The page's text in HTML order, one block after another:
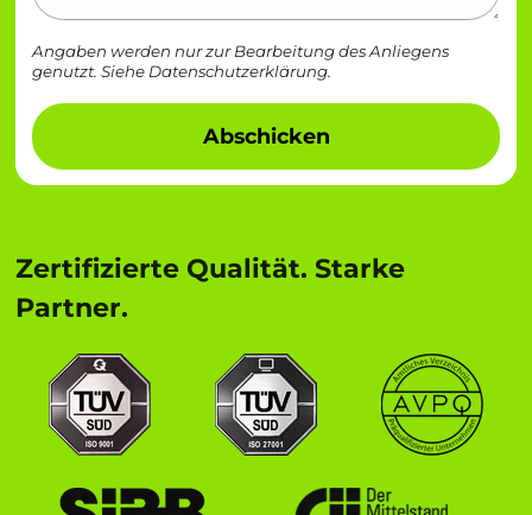
Angaben werden nur zur Bearbeitung des Anliegens
genutzt. Siehe Datenschutzerklärung.
Abschicken
Zertifizierte Qualität. Starke
Partner.